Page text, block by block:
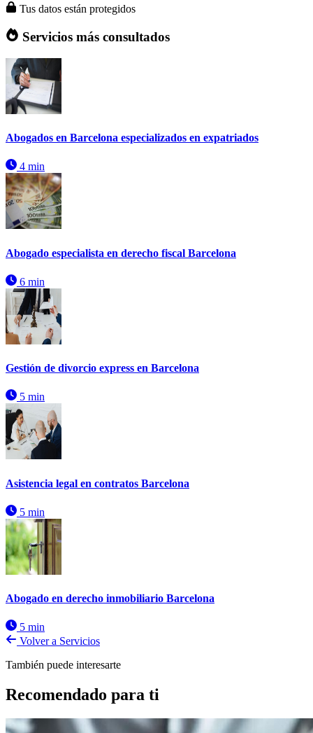
Tus datos están protegidos
Servicios más consultados
Abogados en Barcelona especializados en expatriados
4 min
Abogado especialista en derecho fiscal Barcelona
6 min
Gestión de divorcio express en Barcelona
5 min
Asistencia legal en contratos Barcelona
5 min
Abogado en derecho inmobiliario Barcelona
5 min
Volver a Servicios
También puede interesarte
Recomendado para ti